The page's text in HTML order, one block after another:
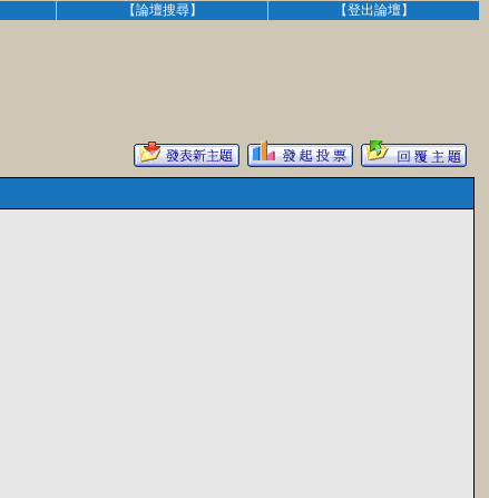
【論壇搜尋】 【登出論壇】